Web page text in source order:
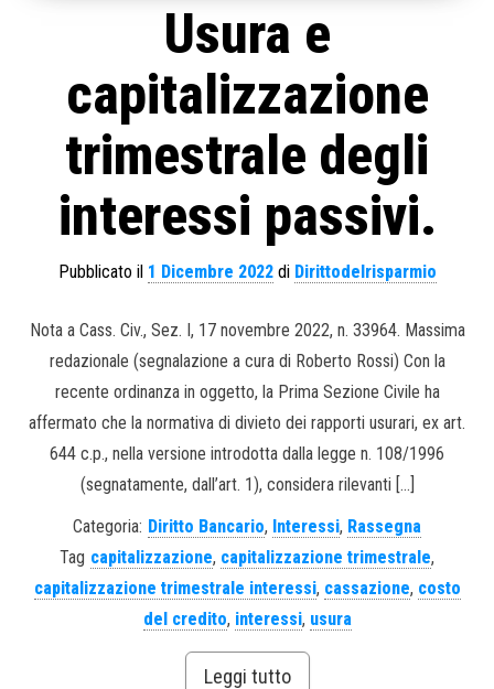
Usura e
capitalizzazione
trimestrale degli
interessi passivi.
Pubblicato il 1 Dicembre 2022di Dirittodelrisparmio
Nota a Cass. Civ., Sez. I, 17 novembre 2022, n. 33964. Massima
redazionale (segnalazione a cura di Roberto Rossi) Con la
recente ordinanza in oggetto, la Prima Sezione Civile ha
affermato che la normativa di divieto dei rapporti usurari, ex art.
644 c.p., nella versione introdotta dalla legge n. 108/1996
(segnatamente, dall’art. 1), considera rilevanti […]
Categoria: Diritto Bancario, Interessi, Rassegna
Tag capitalizzazione, capitalizzazione trimestrale,
capitalizzazione trimestrale interessi, cassazione, costo
del credito, interessi, usura
Leggi tutto